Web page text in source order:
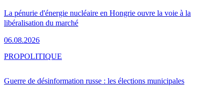
La pénurie d'énergie nucléaire en Hongrie ouvre la voie à la
libéralisation du marché
06.08.2026
Guerre de désinformation russe : les élections municipales
PROPOLITIQUE